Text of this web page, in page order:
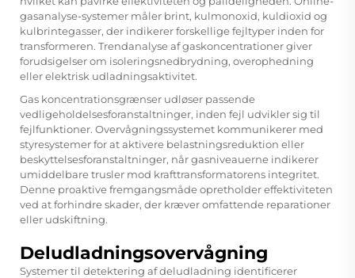
gasanalyse-systemer måler brint, kulmonoxid, kuldioxid og
kulbrintegasser, der indikerer forskellige fejltyper inden for
transformeren. Trendanalyse af gaskoncentrationer giver
forudsigelser om isoleringsnedbrydning, overophedning
eller elektrisk udladningsaktivitet.
Gas koncentrationsgrænser udløser passende
vedligeholdelsesforanstaltninger, inden fejl udvikler sig til
fejlfunktioner. Overvågningssystemet kommunikerer med
styresystemer for at aktivere belastningsreduktion eller
beskyttelsesforanstaltninger, når gasniveauerne indikerer
umiddelbare trusler mod krafttransformatorens integritet.
Denne proaktive fremgangsmåde opretholder effektiviteten
ved at forhindre skader, der kræver omfattende reparationer
eller udskiftning.
Deludladningsovervågning
Systemer til detektering af deludladning identificerer